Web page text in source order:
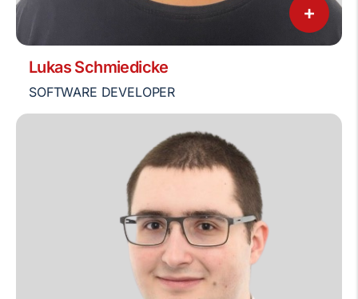
+
Lukas Schmiedicke
SOFTWARE DEVELOPER